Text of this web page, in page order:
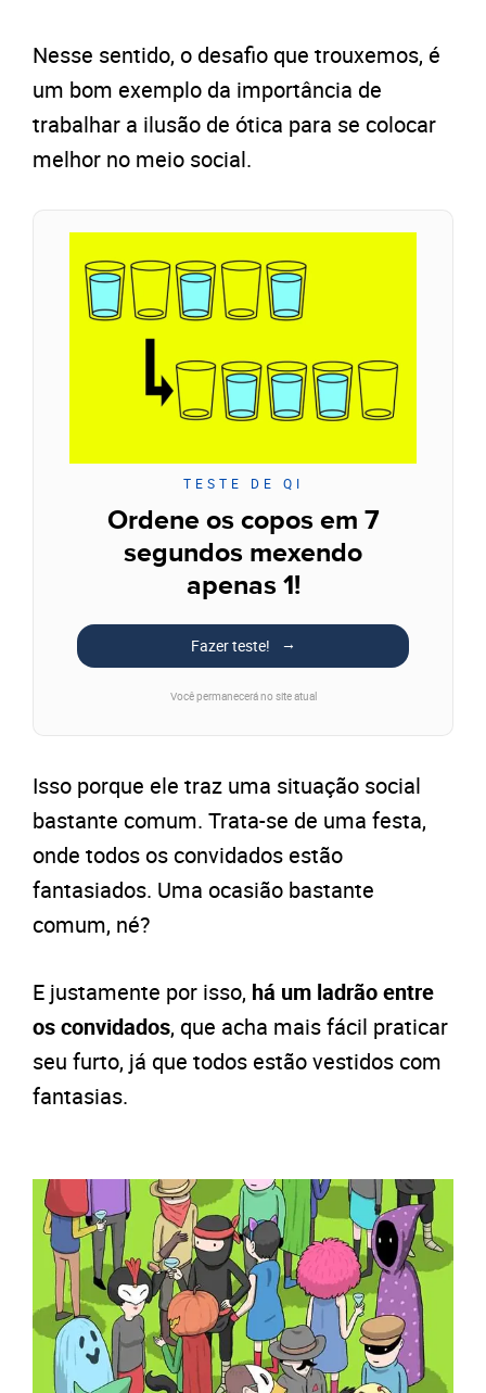
Nesse sentido, o desafio que trouxemos, é
um bom exemplo da importância de
trabalhar a ilusão de ótica para se colocar
melhor no meio social.
TESTE DE QI
Ordene os copos em 7
segundos mexendo
apenas 1!
Fazer teste!
Você permanecerá no site atual
Isso porque ele traz uma situação social
bastante comum. Trata-se de uma festa,
onde todos os convidados estão
fantasiados. Uma ocasião bastante
comum, né?
E justamente por isso, há um ladrão entre
os convidados, que acha mais fácil praticar
seu furto, já que todos estão vestidos com
fantasias.